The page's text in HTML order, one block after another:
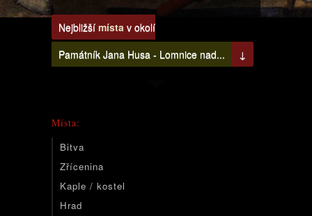
Nejbližší místa v okolí
Památník Jana Husa - Lomnice nad...
↓
Místa:
Bitva
Zřícenina
Kaple / kostel
Hrad